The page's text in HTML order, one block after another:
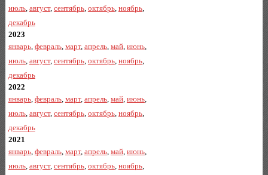
июль, август, сентябрь, октябрь, ноябрь,
декабрь
2023
январь, февраль, март, апрель, май, июнь,
июль, август, сентябрь, октябрь, ноябрь,
декабрь
2022
январь, февраль, март, апрель, май, июнь,
июль, август, сентябрь, октябрь, ноябрь,
декабрь
2021
январь, февраль, март, апрель, май, июнь,
июль, август, сентябрь, октябрь, ноябрь,